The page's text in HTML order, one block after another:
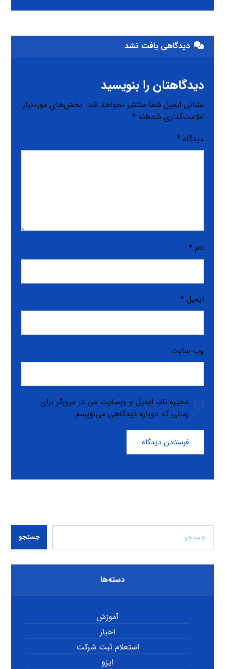
دیدگاهی یافت نشد
دیدگاهتان را بنویسید
نشانی ایمیل شما منتشر نخواهد شد. بخش‌های موردنیاز
علامت‌گذاری شده‌اند*
دیدگاه*
نام*
ایمیل*
وب‌ سایت
ذخیره نام، ایمیل و وبسایت من در مرورگر برای
زمانی که دوباره دیدگاهی می‌نویسم.
فرستادن دیدگاه
جستجو
دسته‌ها
آموزش
اخبار
استعلام ثبت شرکت
ایزو